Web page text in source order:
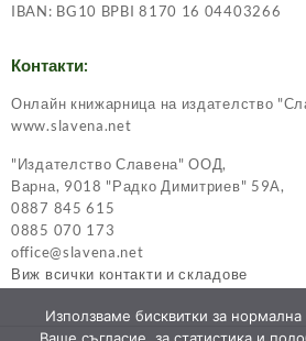
IBAN: BG10 BPBI 8170 16 04403266
Контакти:
Онлайн книжарница на издателство
www.slavena.net
"Издателство Славена" ООД,
Варна, 9018 "Радко Димитриев" 59А,
0887 845 615
0885 070 173
office@slavena.net
Виж всички контакти и складове
Използваме бисквитки за нормална